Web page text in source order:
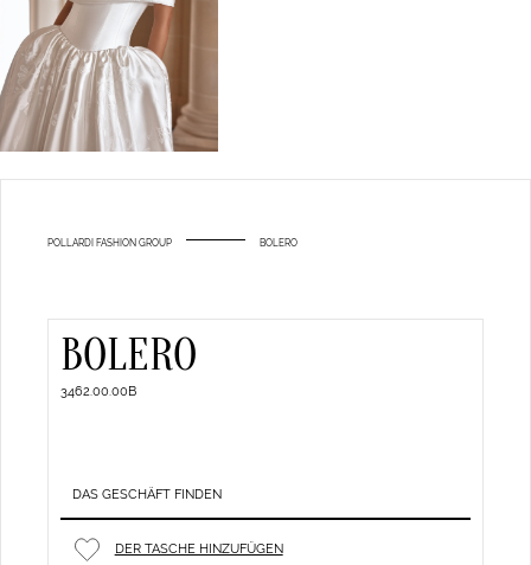
POLLARDI FASHION GROUP BOLERO
BOLERO
3462.00.00B
DAS GESCHÄFT FINDEN
DER TASCHE HINZUFÜGEN